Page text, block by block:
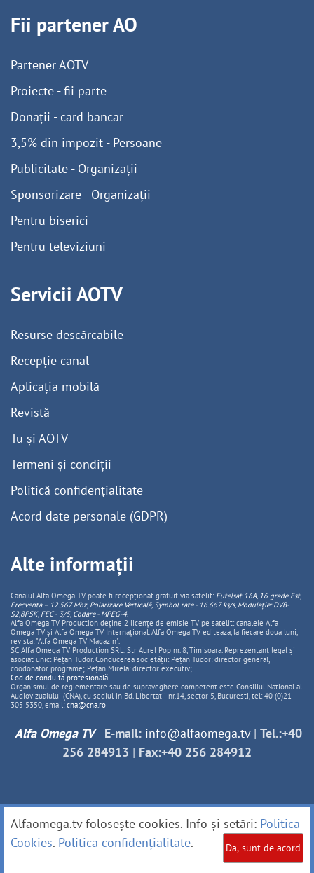
Fii partener AO
Partener AOTV
Proiecte - fii parte
Donații - card bancar
3,5% din impozit - Persoane
Publicitate - Organizații
Sponsorizare - Organizații
Pentru biserici
Pentru televiziuni
Servicii AOTV
Resurse descărcabile
Recepție canal
Aplicația mobilă
Revistă
Tu și AOTV
Termeni și condiții
Politică confidențialitate
Acord date personale (GDPR)
Alte informații
Canalul Alfa Omega TV poate fi recepționat gratuit via satelit: Eutelsat 16A, 16 grade Est,
Frecventa – 12.567 Mhz, PolarizareVerticală, Symbol rate - 16.667 ks/s, Modulație: DVB-
S2,8PSK, FEC - 3/5, Codare - MPEG-4.
Alfa Omega TV Production deține 2 licențe de emisie TV pe satelit: canalele Alfa
Omega TV și Alfa Omega TV Internațional. Alfa Omega TV editeaza, la fiecare doua luni,
revista: "Alfa Omega TV Magazin".
SC Alfa Omega TV Production SRL, Str Aurel Pop nr. 8, Timisoara. Reprezentant legal și
asociat unic: Pețan Tudor. Conducerea societății: Pețan Tudor: director general,
coodonator programe; Pețan Mirela: director executiv;
Cod de conduită profesională
Organismul de reglementare sau de supraveghere competent este Consiliul National al
Audiovizualului (CNA), cu sediul in Bd. Libertatii nr.14, sector 5, Bucuresti, tel: 40 (0)21
305 5350, email: cna@cna.ro
Alfa Omega TV- E-mail: info@alfaomega.tv| Tel.:+40
256 284913 | Fax:+40 256 284912
Alfaomega.tv folosește cookies. Info și setări: Politica
Cookies. Politica confidențialitate. Da, sunt de acord